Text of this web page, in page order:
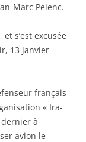
Marc Pelenc.
s’est excusée
13 janvier
français
« Ira-
dernier à
avion le